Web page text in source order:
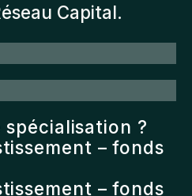
Capital.
?
– fonds
– fonds